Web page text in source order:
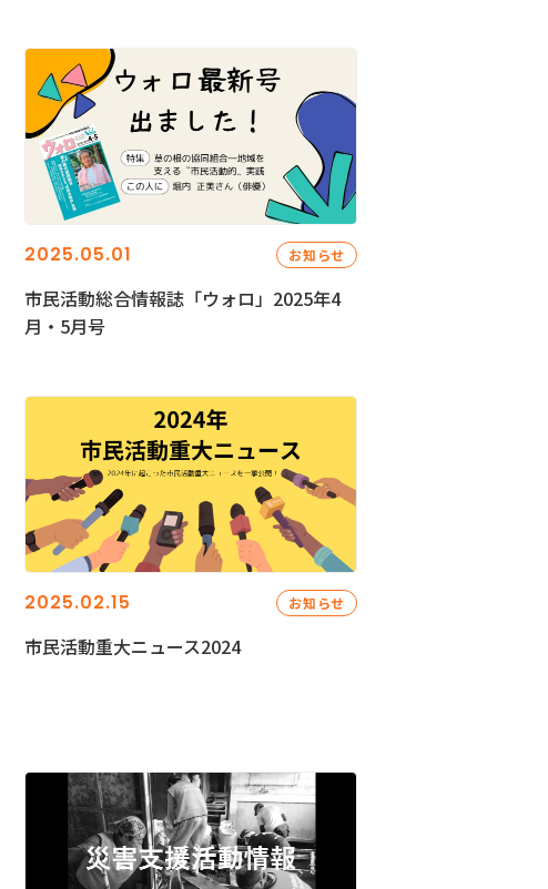
2025.05.01 お知らせ
市民活動総合情報誌「ウォロ」2025年4
月・5月号
2025.02.15 お知らせ
市民活動重大ニュース2024